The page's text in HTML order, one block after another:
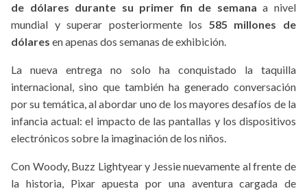
de dólares durante su primer fin de semana a nivel
mundial y superar posteriormente los 585 millones de
dólares en apenas dos semanas de exhibición.
La nueva entrega no solo ha conquistado la taquilla
internacional, sino que también ha generado conversación
por su temática, al abordar uno de los mayores desafíos de la
infancia actual: el impacto de las pantallas y los dispositivos
electrónicos sobre la imaginación de los niños.
Con Woody, Buzz Lightyear y Jessie nuevamente al frente de
la historia, Pixar apuesta por una aventura cargada de